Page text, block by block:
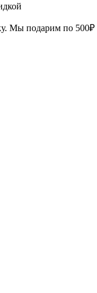
Мы подарим по 500₽